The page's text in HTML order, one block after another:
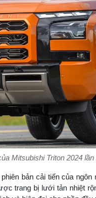
Mitsubishi Triton 2024
bản cải tiến của ngôn
trang bị lưới tản nhiệt